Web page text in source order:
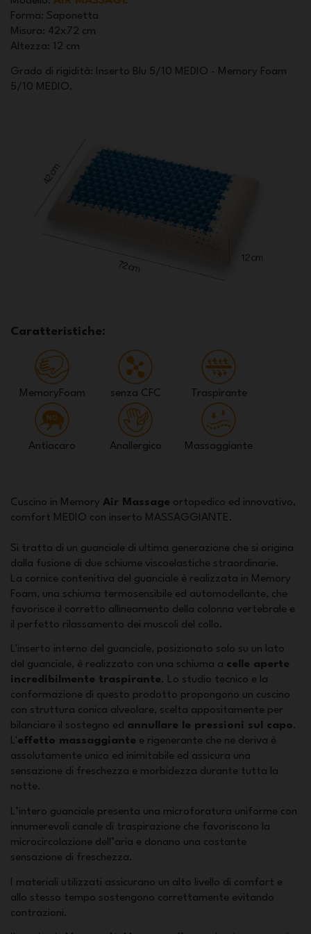
Forma: Saponetta
Misura: 42x72 cm
Altezza: 12 cm
Grado di rigidità: Inserto Blu 5/10 MEDIO - Memory Foam
5/10 MEDIO.
Caratteristiche:
MemoryFoam senza CFC Traspirante
Antiacaro Anallergico Massaggiante
Cuscino in Memory Air Massage ortopedico ed innovativo,
comfort MEDIO con inserto MASSAGGIANTE.
Si tratta di un guanciale di ultima generazione che si origina
dalla fusione di due schiume viscoelastiche straordinarie.
La cornice contenitiva del guanciale è realizzata in Memory
Foam, una schiuma termosensibile ed automodellante, che
favorisce il corretto allineamento della colonna vertebrale e
il perfetto rilassamento dei muscoli del collo.
L'inserto interno del guanciale, posizionato solo su un lato
del guanciale, è realizzato con una schiuma a celle aperte
incredibilmente traspirante. Lo studio tecnico e la
conformazione di questo prodotto propongono un cuscino
con struttura conica alveolare, scelta appositamente per
bilanciare il sostegno ed annullare le pressioni sul capo.
L'effetto massaggiante e rigenerante che ne deriva è
assolutamente unico ed inimitabile ed assicura una
sensazione di freschezza e morbidezza durante tutta la
notte.
L’intero guanciale presenta una microforatura uniforme con
innumerevoli canale di traspirazione che favoriscono la
microcircolazione dell’aria e donano una costante
sensazione di freschezza.
I materiali utilizzati assicurano un alto livello di comfort e
allo stesso tempo sostengono correttamente evitando
contrazioni.